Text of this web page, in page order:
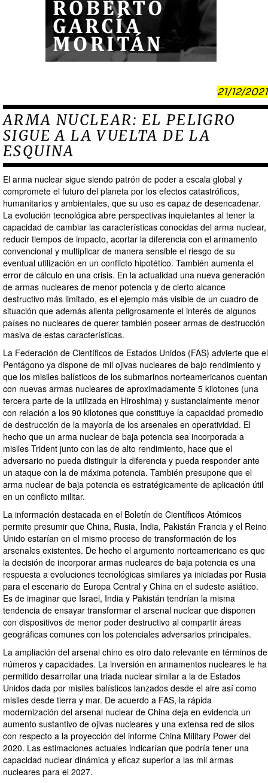
21/12/2021
ARMA NUCLEAR: EL PELIGRO
SIGUE A LA VUELTA DE LA
ESQUINA
El arma nuclear sigue siendo patrón de poder a escala global y
compromete el futuro del planeta por los efectos catastróficos,
humanitarios y ambientales, que su uso es capaz de desencadenar.
La evolución tecnológica abre perspectivas inquietantes al tener la
capacidad de cambiar las características conocidas del arma nuclear,
reducir tiempos de impacto, acortar la diferencia con el armamento
convencional y multiplicar de manera sensible el riesgo de su
eventual utilización en un conflicto hipotético. También aumenta el
error de cálculo en una crisis. En la actualidad una nueva generación
de armas nucleares de menor potencia y de cierto alcance
destructivo más limitado, es el ejemplo más visible de un cuadro de
situación que además alienta peligrosamente el interés de algunos
países no nucleares de querer también poseer armas de destrucción
masiva de estas características.
La Federación de Científicos de Estados Unidos (FAS) advierte que el
Pentágono ya dispone de mil ojivas nucleares de bajo rendimiento y
que los misiles balísticos de los submarinos norteamericanos cuentan
con nuevas armas nucleares de aproximadamente 5 kilotones (una
tercera parte de la utilizada en Hiroshima) y sustancialmente menor
con relación a los 90 kilotones que constituye la capacidad promedio
de destrucción de la mayoría de los arsenales en operatividad. El
hecho que un arma nuclear de baja potencia sea incorporada a
misiles Trident junto con las de alto rendimiento, hace que el
adversario no pueda distinguir la diferencia y pueda responder ante
un ataque con la de máxima potencia. También presupone que el
arma nuclear de baja potencia es estratégicamente de aplicación útil
en un conflicto militar.
La información destacada en el Boletín de Científicos Atómicos
permite presumir que China, Rusia, India, Pakistán Francia y el Reino
Unido estarían en el mismo proceso de transformación de los
arsenales existentes. De hecho el argumento norteamericano es que
la decisión de incorporar armas nucleares de baja potencia es una
respuesta a evoluciones tecnológicas similares ya iniciadas por Rusia
para el escenario de Europa Central y China en el sudeste asiático.
Es de imaginar que Israel, India y Pakistán tendrían la misma
tendencia de ensayar transformar el arsenal nuclear que disponen
con dispositivos de menor poder destructivo al compartir áreas
geográficas comunes con los potenciales adversarios principales.
La ampliación del arsenal chino es otro dato relevante en términos de
números y capacidades. La inversión en armamentos nucleares le ha
permitido desarrollar una triada nuclear similar a la de Estados
Unidos dada por misiles balísticos lanzados desde el aire así como
misiles desde tierra y mar. De acuerdo a FAS, la rápida
modernización del arsenal nuclear de China deja en evidencia un
aumento sustantivo de ojivas nucleares y una extensa red de silos
con respecto a la proyección del informe China Military Power del
2020. Las estimaciones actuales indicarían que podría tener una
capacidad nuclear dinámica y eficaz superior a las mil armas
nucleares para el 2027.